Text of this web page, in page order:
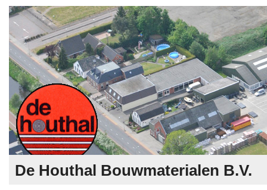
De Houthal Bouwmaterialen B.V.